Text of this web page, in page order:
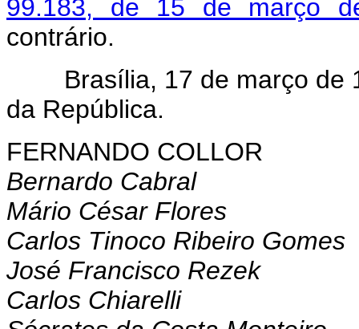
99.183, de 15 de março
contrário.
Brasília, 17 de março de
da República.
FERNANDO COLLOR
Bernardo Cabral
Mário César Flores
Carlos Tinoco Ribeiro Gomes
José Francisco Rezek
Carlos Chiarelli